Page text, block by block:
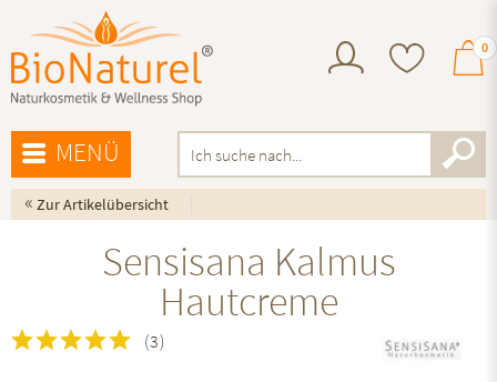
0
MENÜ
« Zur Artikelübersicht
Sensisana Kalmus
Hautcreme
(3)